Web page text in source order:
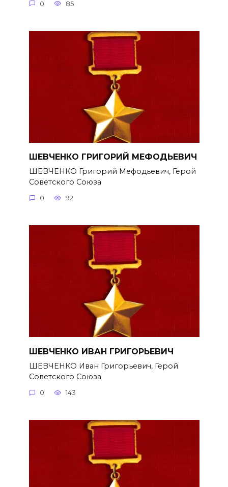
0 85
ШЕВЧЕНКО ГРИГОРИЙ МЕФОДЬЕВИЧ
ШЕВЧЕНКО Григорий Мефодьевич, Герой
Советского Союза
0 92
ШЕВЧЕНКО ИВАН ГРИГОРЬЕВИЧ
ШЕВЧЕНКО Иван Григорьевич, Герой
Советского Союза
0 143